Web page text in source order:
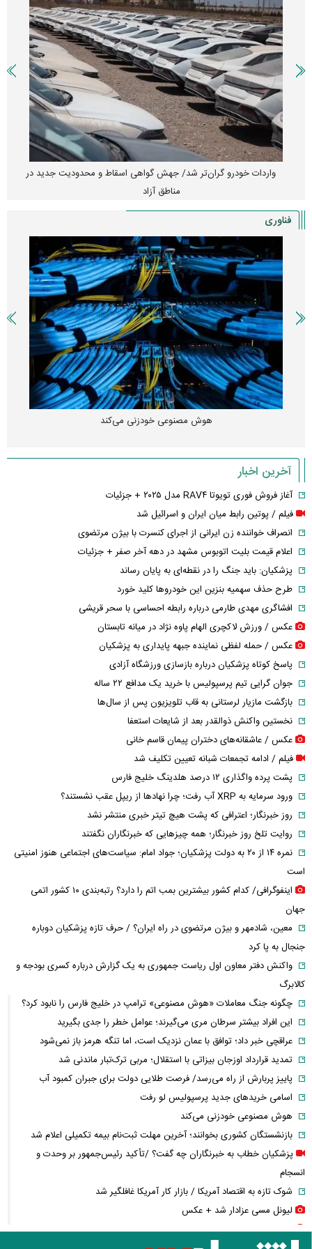
واردات خودرو گران‌تر شد/ جهش گواهی اسقاط و محدودیت جدید در
مناطق آزاد
فناوری
هوش مصنوعی خودزنی می‌کند
آخرین اخبار
آغاز فروش فوری تویوتا RAV۴ مدل ۲۰۲۵ + جزئیات
فیلم / پوتین رابط میان ایران و اسرائیل شد
انصراف خواننده زن ایرانی از اجرای کنسرت با بیژن مرتضوی
اعلام قیمت بلیت اتوبوس مشهد در دهه آخر صفر + جزئیات
پزشکیان: باید جنگ را در نقطه‌ای به پایان رساند
طرح حذف سهمیه بنزین این خودرو‌ها کلید خورد
افشاگری مهدی طارمی درباره رابطه احساسی با سحر قریشی
عکس / ورزش لاکچری الهام پاوه نژاد در میانه تابستان
عکس / حمله لفظی نماینده جبهه پایداری به پزشکیان
پاسخ کوتاه پزشکیان درباره بازسازی ورزشگاه آزادی
جوان گرایی تیم پرسپولیس با خرید یک مدافع ۲۲ ساله
بازگشت مازیار لرستانی به قاب تلویزیون پس از سال‌ها
نخستین واکنش ذوالقدر بعد از شایعات استعفا
عکس / عاشقانه‌های دختران پیمان قاسم خانی
فیلم / ادامه تجمعات شبانه تعیین تکلیف شد
پشت پرده واگذاری ۱۲ درصد هلدینگ خلیج فارس
ورود سرمایه به XRP آب رفت؛ چرا نهادها از ریپل عقب نشستند؟
روز خبرنگار؛ اعترافی که پشت هیچ تیتر خبری منتشر نشد
روایت تلخ روز خبرنگار؛ همه چیزهایی که خبرنگاران نگفتند
نمره ۱۴ از ۲۰ به دولت پزشکیان؛ جواد امام: سیاست‌های اجتماعی هنوز امنیتی
است
اینفوگرافی/ کدام کشور بیشترین بمب اتم را دارد؟ رتبه‌بندی ۱۰ کشور اتمی
جهان
معین، شادمهر و بیژن مرتضوی در راه ایران؟ / حرف تازه پزشکیان دوباره
جنجال به پا کرد
واکنش دفتر معاون اول ریاست جمهوری به یک گزارش درباره کسری بودجه و
کالابرگ
چگونه جنگ معاملات «هوش مصنوعی» ترامپ در خلیج فارس را نابود کرد؟
این افراد بیشتر سرطان مری می‌گیرند؛ عوامل خطر را جدی بگیرید
عراقچی خبر داد؛ توافق با عمان نزدیک است، اما تنگه هرمز باز نمی‌شود
تمدید قرارداد اوزجان بیزاتی با استقلال؛ مربی ترک‌تبار ماندنی شد
پاییز پربارش از راه می‌رسد/ فرصت طلایی دولت برای جبران کمبود آب
اسامی خریدهای جدید پرسپولیس لو رفت
هوش مصنوعی خودزنی می‌کند
بازنشستگان کشوری بخوانند؛ آخرین مهلت ثبت‌نام بیمه تکمیلی اعلام شد
پزشکیان خطاب به خبرنگاران چه گفت؟ /تأکید رئیس‌جمهور بر وحدت و
انسجام
شوک تازه به اقتصاد آمریکا / بازار کار آمریکا غافلگیر شد
لیونل مسی عزادار شد + عکس
جوراب‌های شهباز شریف خبرساز شد